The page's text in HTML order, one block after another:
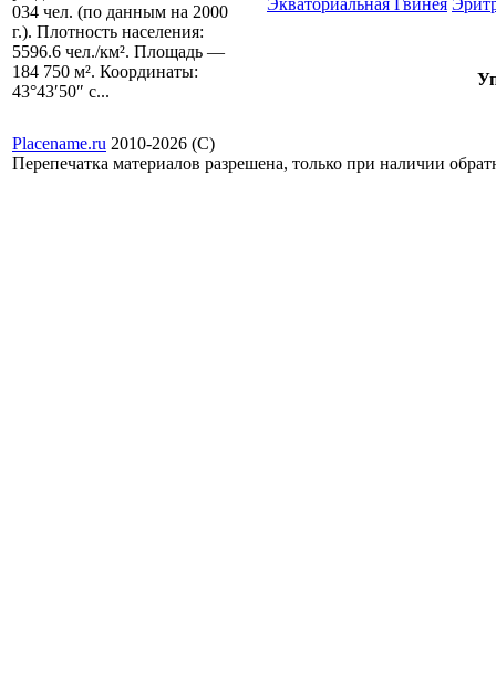
034 чел. (по данным на 2000
г.). Плотность населения:
5596.6 чел./км². Площадь —
184 750 м². Координаты:
43°43′50″ с...
Placename.ru 2010-2026 (С)
Перепечатка материалов разрешена, только при наличии